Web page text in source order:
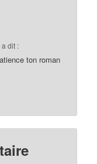
a dit :
ton roman